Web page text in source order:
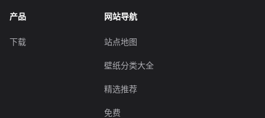
产品
下载
网站导航
站点地图
壁纸分类大全
精选推荐
免费